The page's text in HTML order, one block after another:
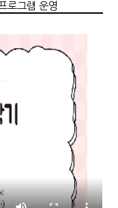
로그램 운영